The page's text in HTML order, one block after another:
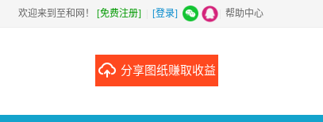
欢迎来到至和网！ [免费注册] [登录] 帮助中心
分享图纸赚取收益